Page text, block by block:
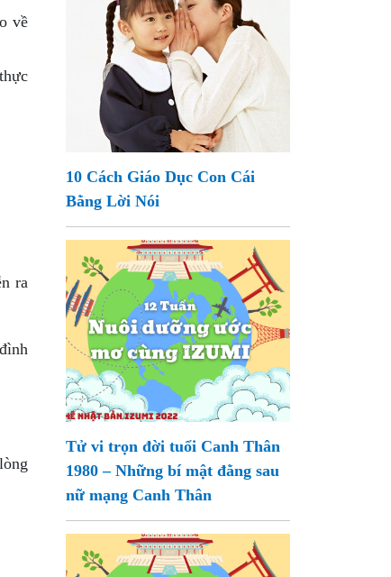
về
ra
10 Cách Giáo Dục Con Cái
Bằng Lời Nói
Tử vi trọn đời tuổi Canh Thân
1980 – Những bí mật đằng sau
nữ mạng Canh Thân